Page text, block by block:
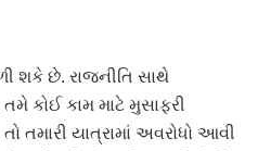
છે. રાજનીતિ સાથે
કોઈ કામ માટે મુસાફરી
તમારી યાત્રામાં અવરોધો આવી